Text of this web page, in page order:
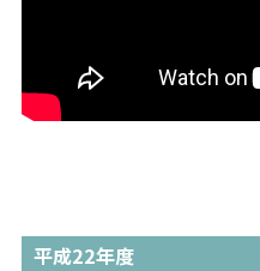
平成22年度